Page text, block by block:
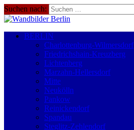
Suchen nach:
BERLIN
Charlottenburg-Wilmersdorf
Friedrichshain-Kreuzberg
Lichtenberg
Marzahn-Hellersdorf
Mitte
Neukölln
Pankow
Reinickendorf
Spandau
Steglitz-Zehlendorf